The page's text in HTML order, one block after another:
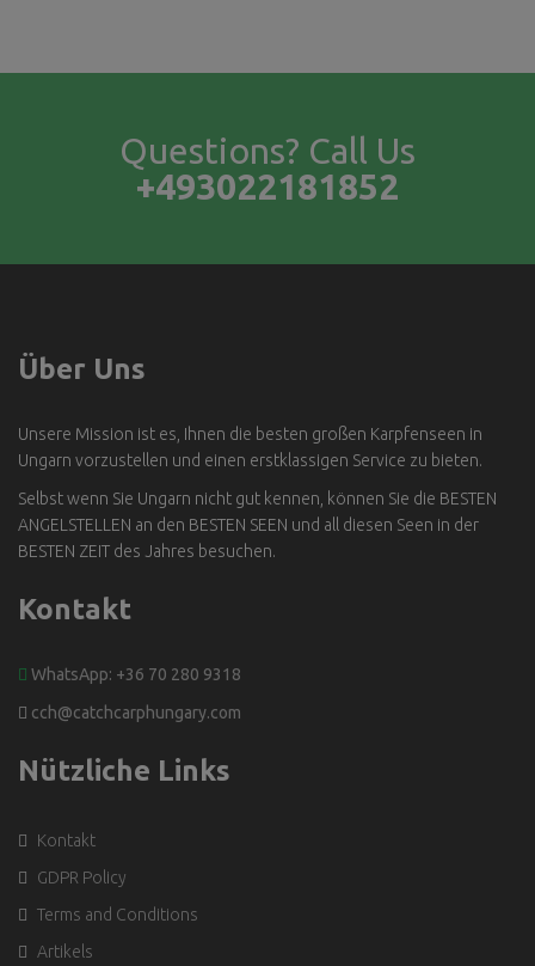
Questions? Call Us
+493022181852
Über Uns
Unsere Mission ist es, Ihnen die besten großen Karpfenseen in
Ungarn vorzustellen und einen erstklassigen Service zu bieten.
Selbst wenn Sie Ungarn nicht gut kennen, können Sie die BESTEN
ANGELSTELLEN an den BESTEN SEEN und all diesen Seen in der
BESTEN ZEIT des Jahres besuchen.
Kontakt
WhatsApp: +36 70 280 9318
cch@catchcarphungary.com
Nützliche Links
Kontakt
GDPR Policy
Terms and Conditions
Artikels